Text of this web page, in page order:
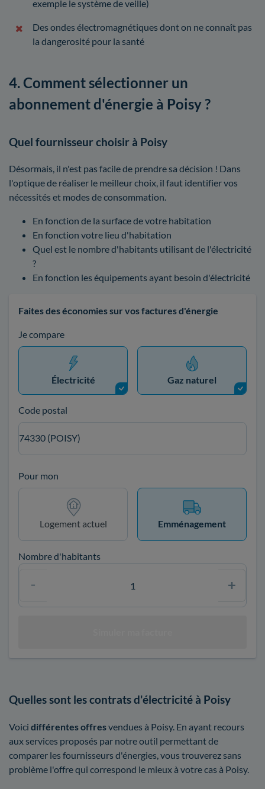
exemple le système de veille)
Des ondes électromagnétiques dont on ne connaît pas
la dangerosité pour la santé
4. Comment sélectionner un
abonnement d'énergie à Poisy ?
Quel fournisseur choisir à Poisy
Désormais, il n'est pas facile de prendre sa décision ! Dans
l'optique de réaliser le meilleur choix, il faut identifier vos
nécessités et modes de consommation.
En fonction de la surface de votre habitation
En fonction votre lieu d'habitation
Quel est le nombre d'habitants utilisant de l'électricité
?
En fonction les équipements ayant besoin d'électricité
Faites des économies sur vos factures d'énergie
Je compare
Électricité Gaz naturel
Code postal
74330 (POISY)
Pour mon
Logement actuel Emménagement
Nombre d'habitants
Quelles sont les contrats d'électricité à Poisy
Voici différentes offresvendues à Poisy. En ayant recours
aux services proposés par notre outil permettant de
comparer les fournisseurs d'énergies, vous trouverez sans
problème l'offre qui correspond le mieux à votre cas à Poisy.